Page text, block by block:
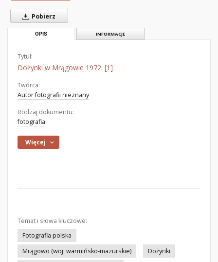
Pobierz
OPIS INFORMACJE
Tytuł:
Dożynki w Mrągowie 1972. [1]
Twórca:
Autor fotografii nieznany
Rodzaj dokumentu:
fotografia
Więcej
Temat i słowa kluczowe:
Fotografia polska
Mrągowo (woj. warmińsko-mazurskie)
Dożynki